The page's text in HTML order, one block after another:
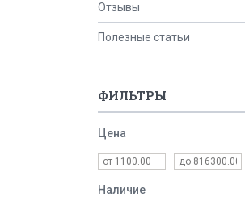
Отзывы
Полезные статьи
ФИЛЬТРЫ
Цена
Наличие